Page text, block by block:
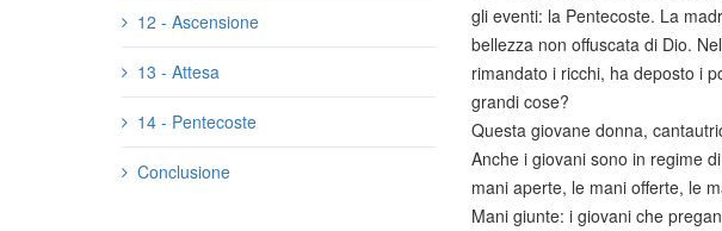
12 - Ascensione
13 - Attesa
14 - Pentecoste
Conclusione
gli eventi: la Pentecoste. La
bellezza non offuscata di Dio.
rimandato i ricchi, ha deposto i
grandi cose?
Questa giovane donna,
Anche i giovani sono in regime
mani aperte, le mani offerte, le
Mani giunte: i giovani che